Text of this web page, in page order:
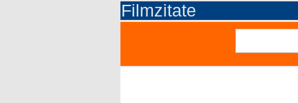
Filmzitate